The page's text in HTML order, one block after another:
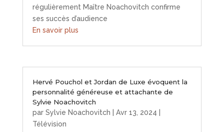
régulièrement Maître Noachovitch confirme
ses succès d’audience
En savoir plus
Hervé Pouchol et Jordan de Luxe évoquent la
personnalité généreuse et attachante de
Sylvie Noachovitch
par Sylvie Noachovitch Avr 13, 2024
Télévision